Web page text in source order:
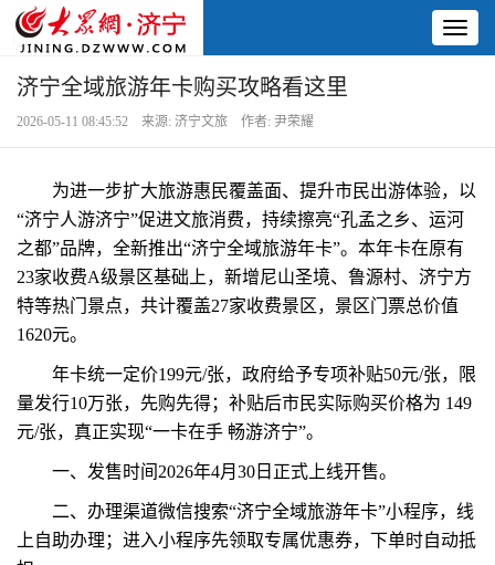
济宁全域旅游年卡购买攻略看这里
2026-05-11 08:45:52 来源: 济宁文旅 作者: 尹荣耀
为进一步扩大旅游惠民覆盖面、提升市民出游体验，以
“济宁人游济宁”促进文旅消费，持续擦亮“孔孟之乡、运河
之都”品牌，全新推出“济宁全域旅游年卡”。本年卡在原有
23家收费A级景区基础上，新增尼山圣境、鲁源村、济宁方
特等热门景点，共计覆盖27家收费景区，景区门票总价值
1620元。
年卡统一定价199元/张，政府给予专项补贴50元/张，限
量发行10万张，先购先得；补贴后市民实际购买价格为 149
元/张，真正实现“一卡在手 畅游济宁”。
一、发售时间2026年4月30日正式上线开售。
二、办理渠道微信搜索“济宁全域旅游年卡”小程序，线
上自助办理；进入小程序先领取专属优惠券，下单时自动抵